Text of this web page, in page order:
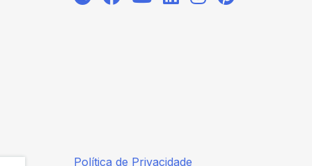
Política de Privacidade